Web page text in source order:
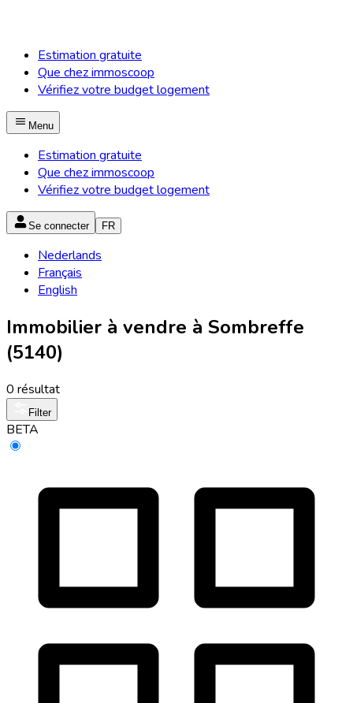
Estimation gratuite
Que chez immoscoop
Vérifiez votre budget logement
Menu
Estimation gratuite
Que chez immoscoop
Vérifiez votre budget logement
Se connecter FR
Nederlands
Français
English
Immobilier à vendre à Sombreffe
(5140)
0 résultat
Filter
BETA